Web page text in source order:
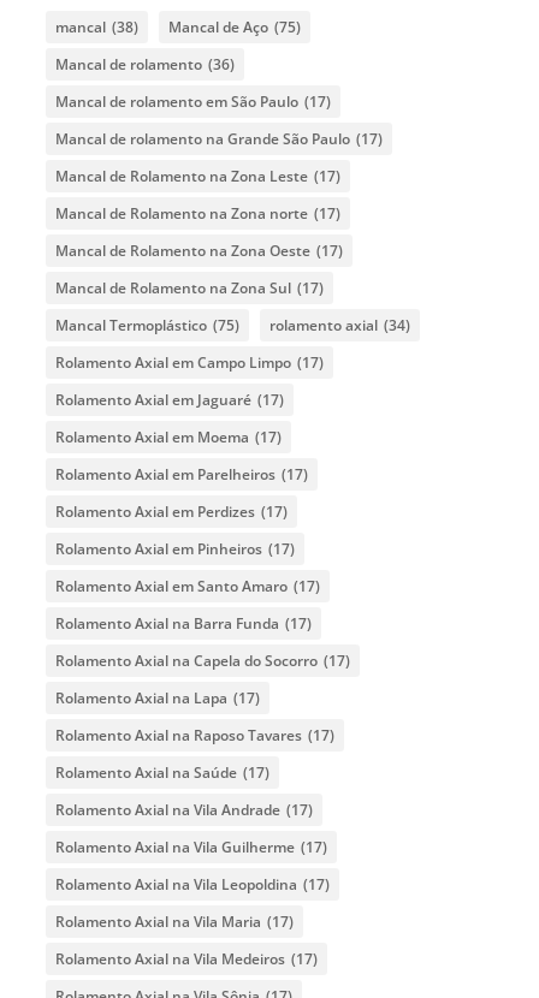
mancal (38) Mancal de Aço (75)
Mancal de rolamento (36)
Mancal de rolamento em São Paulo (17)
Mancal de rolamento na Grande São Paulo (17)
Mancal de Rolamento na Zona Leste (17)
Mancal de Rolamento na Zona norte (17)
Mancal de Rolamento na Zona Oeste (17)
Mancal de Rolamento na Zona Sul (17)
Mancal Termoplástico (75) rolamento axial (34)
Rolamento Axial em Campo Limpo (17)
Rolamento Axial em Jaguaré (17)
Rolamento Axial em Moema (17)
Rolamento Axial em Parelheiros (17)
Rolamento Axial em Perdizes (17)
Rolamento Axial em Pinheiros (17)
Rolamento Axial em Santo Amaro (17)
Rolamento Axial na Barra Funda (17)
Rolamento Axial na Capela do Socorro (17)
Rolamento Axial na Lapa (17)
Rolamento Axial na Raposo Tavares (17)
Rolamento Axial na Saúde (17)
Rolamento Axial na Vila Andrade (17)
Rolamento Axial na Vila Guilherme (17)
Rolamento Axial na Vila Leopoldina (17)
Rolamento Axial na Vila Maria (17)
Rolamento Axial na Vila Medeiros (17)